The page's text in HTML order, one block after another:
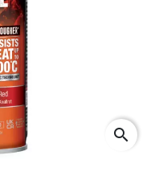
search